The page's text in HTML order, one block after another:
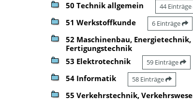
50 Technik allgemein 44 Einträge
51 Werkstoffkunde 6 Einträge
52 Maschinenbau, Energietechnik,
Fertigungstechnik
53 Elektrotechnik 59 Einträge
54 Informatik 58 Einträge
55 Verkehrstechnik,